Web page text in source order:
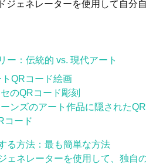
ジェネレーターを使用して自分
ー：伝統的 vs. 現代アート
QRコード絵画
のQRコード彫刻
ンズのアート作品に隠された
コード
る方法：最も簡単な方法
ェネレーターを使用して、独自